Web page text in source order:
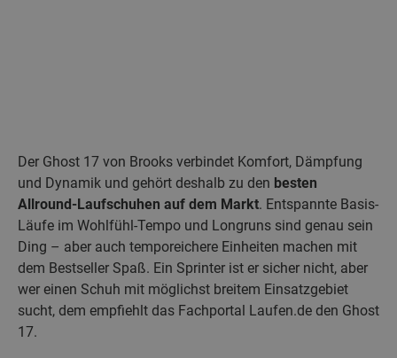
Der Ghost 17 von Brooks verbindet Komfort, Dämpfung
und Dynamik und gehört deshalb zu den besten
Allround-Laufschuhen auf dem Markt. Entspannte Basis-
Läufe im Wohlfühl-Tempo und Longruns sind genau sein
Ding – aber auch temporeichere Einheiten machen mit
dem Bestseller Spaß. Ein Sprinter ist er sicher nicht, aber
wer einen Schuh mit möglichst breitem Einsatzgebiet
sucht, dem empfiehlt das Fachportal Laufen.de den Ghost
17.